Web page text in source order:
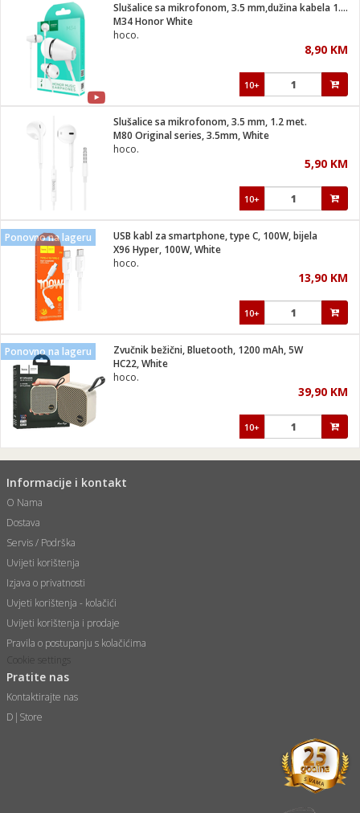
Slušalice sa mikrofonom, 3.5 mm,dužina kabela 1.2 met,bijela
M34 Honor White
hoco.
8,90 KM
10+
Slušalice sa mikrofonom, 3.5 mm, 1.2 met.
M80 Original series, 3.5mm, White
hoco.
5,90 KM
10+
Ponovno na lageru
USB kabl za smartphone, type C, 100W, bijela
X96 Hyper, 100W, White
hoco.
13,90 KM
10+
Ponovno na lageru
Zvučnik bežični, Bluetooth, 1200 mAh, 5W
HC22, White
hoco.
39,90 KM
10+
Informacije i kontakt
O Nama
Dostava
Servis / Podrška
Uvijeti korištenja
Izjava o privatnosti
Uvjeti korištenja - kolačići
Uvijeti korištenja i prodaje
Pravila o postupanju s kolačićima
Cookie settings
Pratite nas
Kontaktirajte nas
D|Store